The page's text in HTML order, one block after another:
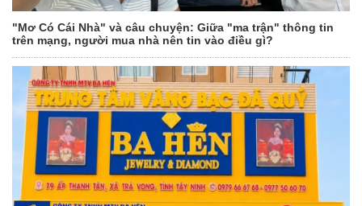
"Mơ Có Cái Nhà" và câu chuyện: Giữa "ma trận" thông tin
trên mạng, người mua nhà nên tin vào điều gì?